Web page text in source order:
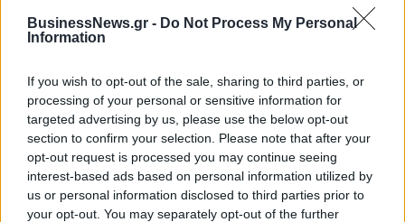
BusinessNews.gr - Do Not Process My Personal
Information
If you wish to opt-out of the sale, sharing to third parties, or
processing of your personal or sensitive information for
targeted advertising by us, please use the below opt-out
section to confirm your selection. Please note that after your
opt-out request is processed you may continue seeing
interest-based ads based on personal information utilized by
us or personal information disclosed to third parties prior to
your opt-out. You may separately opt-out of the further
Alpha Bank: Για πρώτη φορά το Αρχαίο Θέατρο Επιδαύρου άνοιξε τις
πύλες του σε όλους
ΠΕΡΙΣΣΌΤΕΡΑ ΣΕ ΑΥΤΉ ΤΗΝ ΚΑΤΗΓΟΡΊΑ